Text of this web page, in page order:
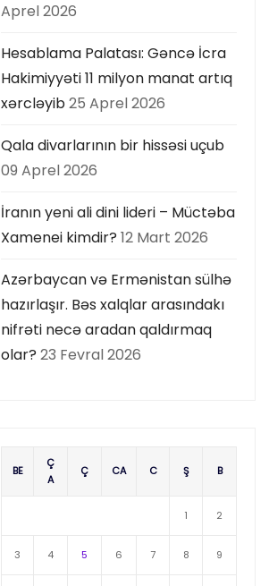
Aprel 2026
Hesablama Palatası: Gəncə İcra
Hakimiyyəti 11 milyon manat artıq
xərcləyib25 Aprel 2026
Qala divarlarının bir hissəsi uçub
09 Aprel 2026
İranın yeni ali dini lideri – Müctəba
Xamenei kimdir? 12 Mart 2026
Azərbaycan və Ermənistan sülhə
hazırlaşır. Bəs xalqlar arasındakı
nifrəti necə aradan qaldırmaq
olar? 23 Fevral 2026
BE
Ç
A
Ç CA C Ş B
1 2
3 4 5 6 7 8 9